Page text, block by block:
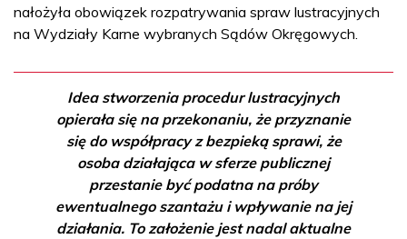
nałożyła obowiązek rozpatrywania spraw lustracyjnych
na Wydziały Karne wybranych Sądów Okręgowych.
Idea stworzenia procedur lustracyjnych
opierała się na przekonaniu, że przyznanie
się do współpracy z bezpieką sprawi, że
osoba działająca w sferze publicznej
przestanie być podatna na próby
ewentualnego szantażu i wpływanie na jej
działania. To założenie jest nadal aktualne